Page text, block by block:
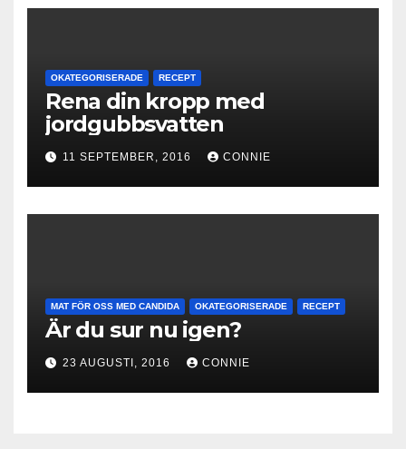
OKATEGORISERADE RECEPT
Rena din kropp med
jordgubbsvatten
11 SEPTEMBER, 2016 CONNIE
MAT FÖR OSS MED CANDIDA OKATEGORISERADE RECEPT
Är du sur nu igen?
23 AUGUSTI, 2016 CONNIE